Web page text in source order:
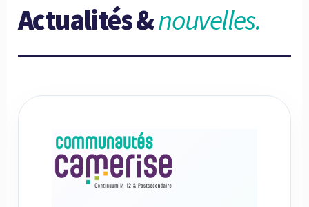
Actualités &nouvelles.